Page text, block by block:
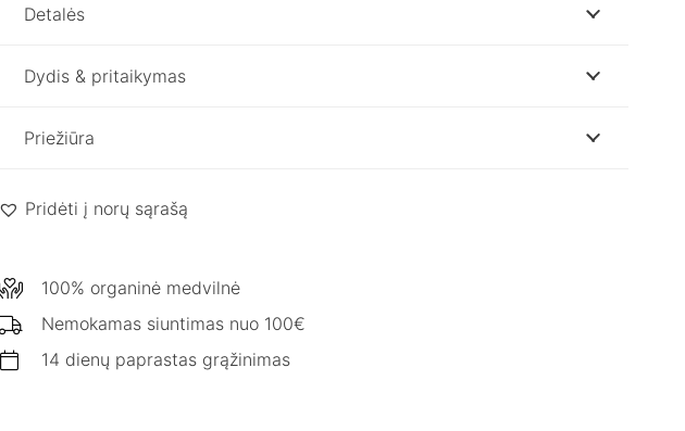
marškinėliai
Detalės
Dydis & pritaikymas
Priežiūra
Pridėti į norų sąrašą
100% organinė medvilnė
Nemokamas siuntimas nuo 100€
14 dienų paprastas grąžinimas